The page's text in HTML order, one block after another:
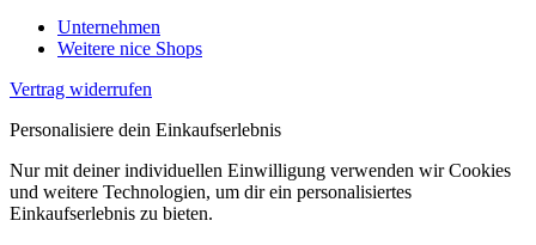
Unternehmen
Weitere nice Shops
Vertrag widerrufen
Personalisiere dein Einkaufserlebnis
Nur mit deiner individuellen Einwilligung verwenden wir Cookies
und weitere Technologien, um dir ein personalisiertes
Einkaufserlebnis zu bieten.